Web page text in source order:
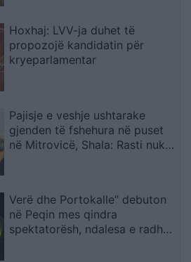
Hoxhaj: LVV-ja duhet të
propozojë kandidatin për
kryeparlamentar
Pajisje e veshje ushtarake
gjenden të fshehura në puset
në Mitrovicë, Shala: Rasti nuk
Verë dhe Portokalle” debuton
në Peqin mes qindra
spektatorësh, ndalesa e radhës